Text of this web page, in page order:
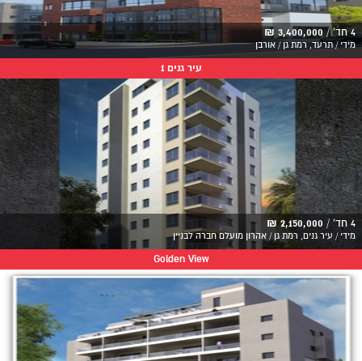
4 חד' / 3,400,000 ₪
מידי / תרעד, רמת גן / אורבן
עיר גנים 1
4 חד' / 2,150,000 ₪
מידי / עיר גנים, רמת גן / אהרון מועלם חברה לבניין
Golden View